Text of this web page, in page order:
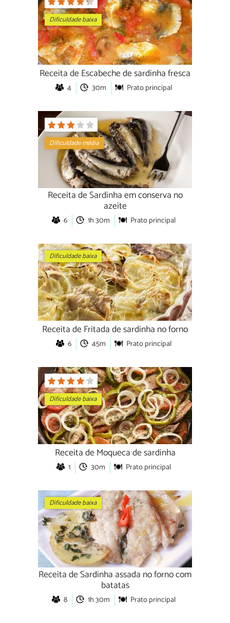
Dificuldade baixa
Receita de Escabeche de sardinha fresca
4 30m Prato principal
Dificuldade média
Receita de Sardinha em conserva no
azeite
6 1h 30m Prato principal
Dificuldade baixa
Receita de Fritada de sardinha no forno
6 45m Prato principal
Dificuldade baixa
Receita de Moqueca de sardinha
1 30m Prato principal
Dificuldade baixa
Receita de Sardinha assada no forno com
batatas
8 1h 30m Prato principal